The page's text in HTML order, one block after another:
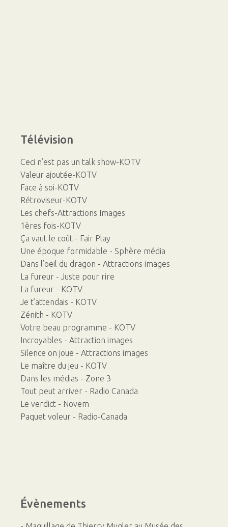
Télévision
Ceci n’est pas un talk show-KOTV
Valeur ajoutée-KOTV
Face à soi-KOTV
Rétroviseur-KOTV
Les chefs-Attractions Images
1ères fois-KOTV
Ça vaut le coût - Fair Play
Une époque formidable - Sphère média
Dans l’oeil du dragon - Attractions images
La fureur - Juste pour rire
La fureur - KOTV
Je t’attendais - KOTV
Zénith - KOTV
Votre beau programme - KOTV
Incroyables - Attraction images
Silence on joue - Attractions images
Le maître du jeu - KOTV
Dans les médias - Zone 3
Tout peut arriver - Radio Canada
Le verdict - Novem
Paquet voleur - Radio-Canada
Évènements